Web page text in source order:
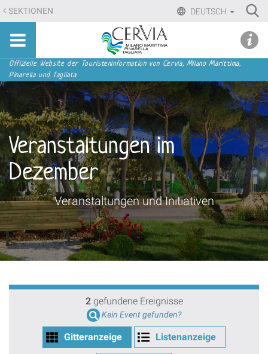
Direkt
zum
Inhalt
Direkt
zur
Navigation
DEUTSCH
SEKTIONEN
Sito
turistico
ufficiale
Cervia,
Milano
Marittima,
Pinarella,
Tagliata
Sektionen
Offizielle Website der Touristeninformation von Cervia, Milano Marittima,
Pinarella und Tagliata
Veranstaltungen im
Dezember
Veranstaltungen und Initiativen
2 gefundene Ereignisse
Kein Event gefunden?
Gitteranzeige Listenanzeige
menu